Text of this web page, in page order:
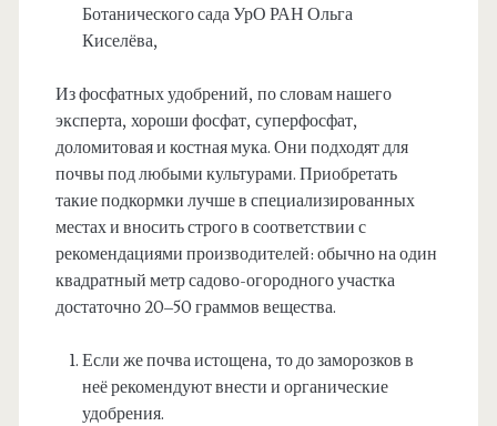
Ботанического сада УрО РАН Ольга
Киселёва,
Из фосфатных удобрений, по словам нашего
эксперта, хороши фосфат, суперфосфат,
доломитовая и костная мука. Они подходят для
почвы под любыми культурами. Приобретать
такие подкормки лучше в специализированных
местах и вносить строго в соответствии с
рекомендациями производителей: обычно на один
квадратный метр садово-огородного участка
достаточно 20–50 граммов вещества.
Если же почва истощена, то до заморозков в
неё рекомендуют внести и органические
удобрения.